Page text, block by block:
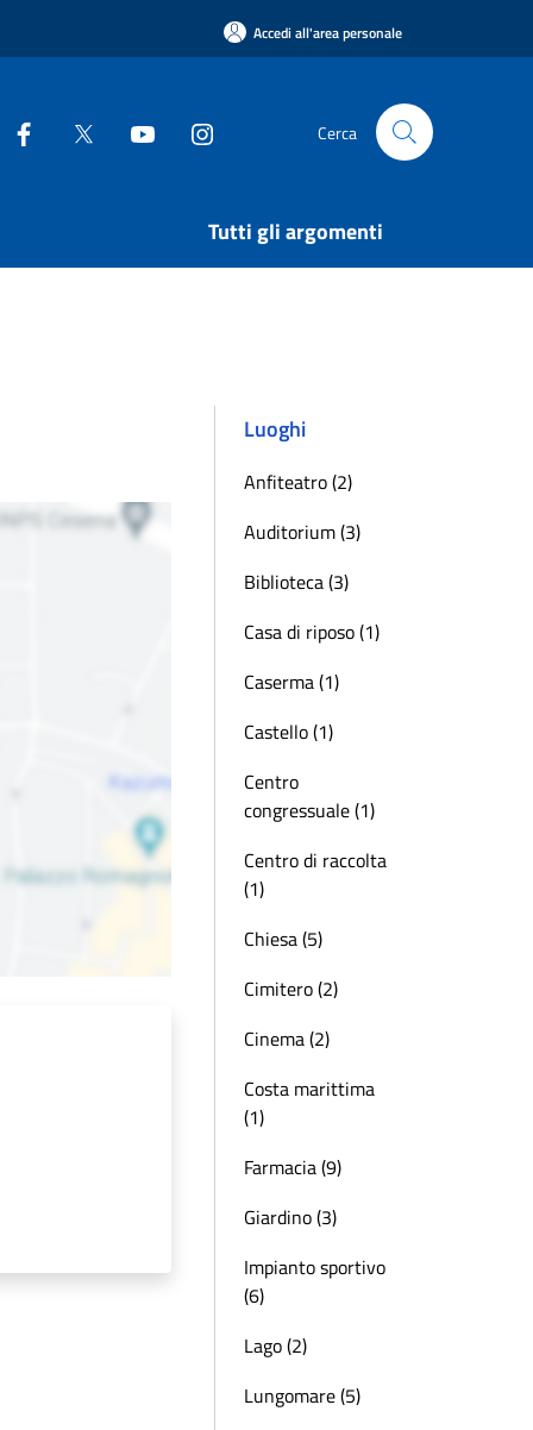
Accedi all'area personale
Cerca
Tutti gli argomenti
Luoghi
Anfiteatro (2)
Auditorium (3)
Biblioteca (3)
Casa di riposo (1)
Caserma (1)
Castello (1)
Centro
congressuale (1)
Centro di raccolta
(1)
Chiesa (5)
Cimitero (2)
Cinema (2)
Costa marittima
(1)
Farmacia (9)
Giardino (3)
Impianto sportivo
(6)
Lago (2)
Lungomare (5)